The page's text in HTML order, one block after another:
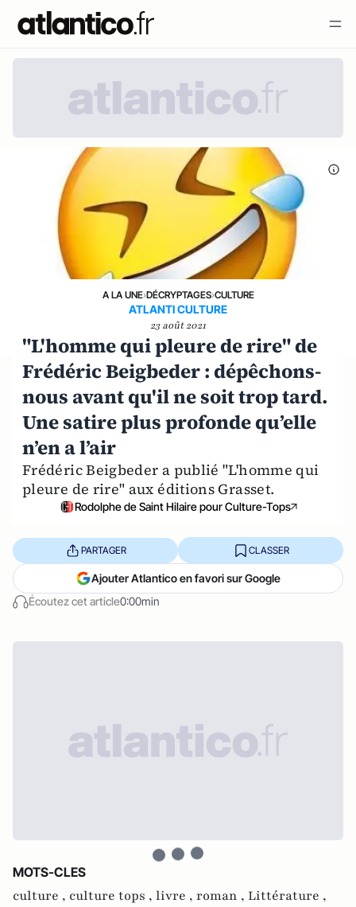
A LA UNE›DÉCRYPTAGES›CULTURE
ATLANTI CULTURE
23 août 2021
"L'homme qui pleure de rire" de
Frédéric Beigbeder : dépêchons-
nous avant qu'il ne soit trop tard.
Une satire plus profonde qu’elle
n’en a l’air
Frédéric Beigbeder a publié "L'homme qui
pleure de rire" aux éditions Grasset.
Rodolphe de Saint Hilaire pour Culture-Tops
Écoutez cet article0:00min
PARTAGER CLASSER
Ajouter Atlantico en favori sur Google
MOTS-CLES
culture , culture tops , livre , roman , Littérature ,